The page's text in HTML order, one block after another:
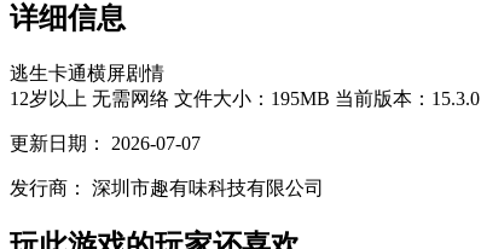
详细信息
逃生卡通横屏剧情
12岁以上 无需网络 文件大小：195MB 当前版本：15.3.0
更新日期： 2026-07-07
发行商： 深圳市趣有味科技有限公司